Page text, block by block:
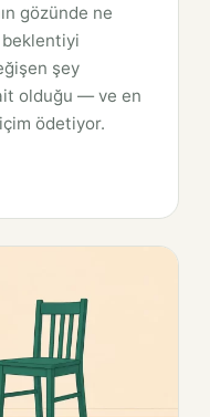
gözünde ne
şey
olduğu — ve en
ödetiyor.